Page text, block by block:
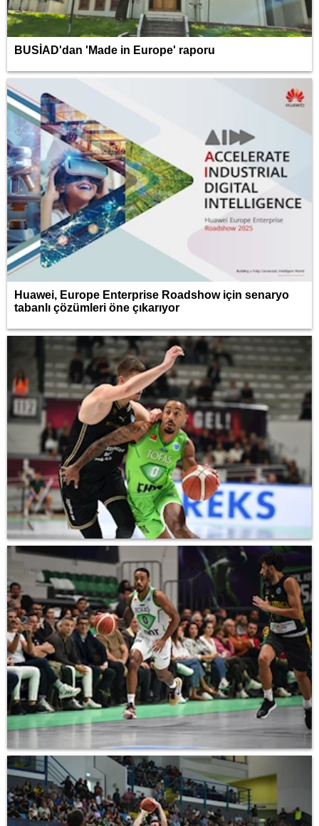
BUSİAD'dan 'Made in Europe' raporu
Huawei, Europe Enterprise Roadshow için senaryo
tabanlı çözümleri öne çıkarıyor